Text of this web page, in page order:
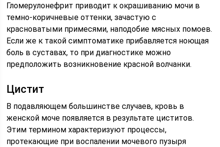
Гломерулонефрит приводит к окрашиванию мочи в
темно-коричневые оттенки, зачастую с
красноватыми примесями, наподобие мясных помоев.
Если же к такой симптоматике прибавляется ноющая
боль в суставах, то при диагностике можно
предположить возникновение красной волчанки.
Цистит
В подавляющем большинстве случаев, кровь в
женской моче появляется в результате циститов.
Этим термином характеризуют процессы,
протекающие при воспалении мочевого пузыря